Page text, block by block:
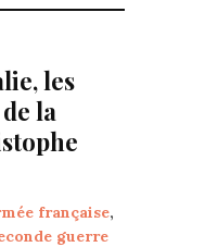
les
la
française,
guerre